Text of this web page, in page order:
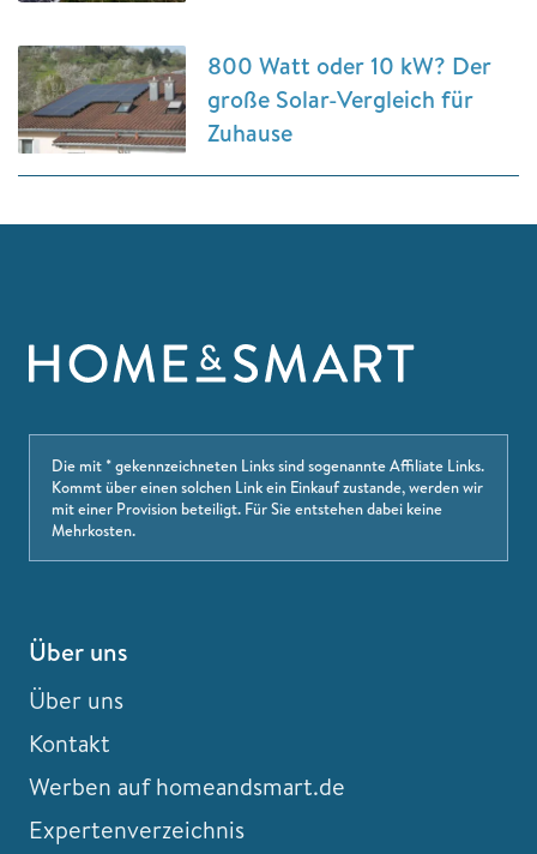
800 Watt oder 10 kW? Der
große Solar-Vergleich für
Zuhause
Die mit * gekennzeichneten Links sind sogenannte Affiliate Links.
Kommt über einen solchen Link ein Einkauf zustande, werden wir
mit einer Provision beteiligt. Für Sie entstehen dabei keine
Mehrkosten.
Über uns
Über uns
Kontakt
Werben auf homeandsmart.de
Expertenverzeichnis